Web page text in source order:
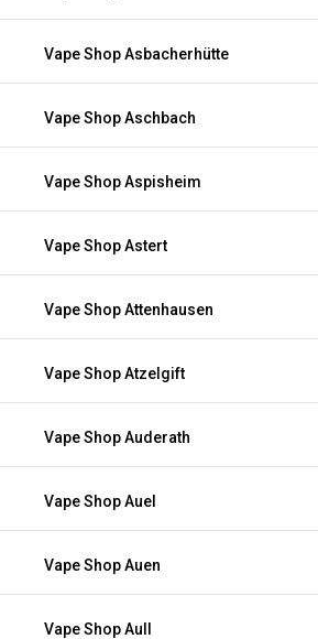
Vape Shop Asbacherhütte
Vape Shop Aschbach
Vape Shop Aspisheim
Vape Shop Astert
Vape Shop Attenhausen
Vape Shop Atzelgift
Vape Shop Auderath
Vape Shop Auel
Vape Shop Auen
Vape Shop Aull